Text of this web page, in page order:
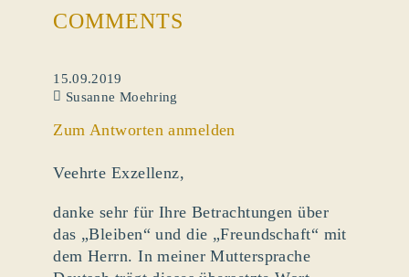
COMMENTS
15.09.2019
Susanne Moehring
Zum Antworten anmelden
Veehrte Exzellenz,
danke sehr für Ihre Betrachtungen über
das „Bleiben“ und die „Freundschaft“ mit
dem Herrn. In meiner Muttersprache